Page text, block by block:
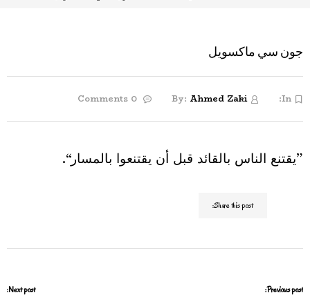
جون سي ماكسويل
In:
By: Ahmed Zaki
”يقتنع الناس بالقائد قبل أن يقتنعوا بالمسار“.
Share this post:
Previous post:
Next post: